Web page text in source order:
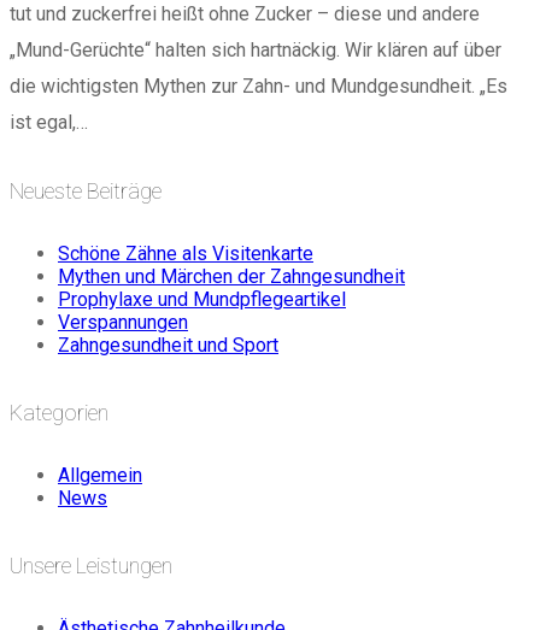
tut und zuckerfrei heißt ohne Zucker – diese und andere
„Mund-Gerüchte“ halten sich hartnäckig. Wir klären auf über
die wichtigsten Mythen zur Zahn- und Mundgesundheit. „Es
ist egal,…
Neueste Beiträge
Schöne Zähne als Visitenkarte
Mythen und Märchen der Zahngesundheit
Prophylaxe und Mundpflegeartikel
Verspannungen
Zahngesundheit und Sport
Kategorien
Allgemein
News
Unsere Leistungen